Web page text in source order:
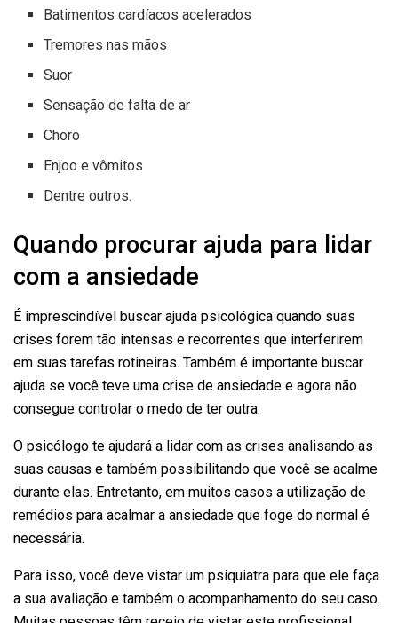
Batimentos cardíacos acelerados
Tremores nas mãos
Suor
Sensação de falta de ar
Choro
Enjoo e vômitos
Dentre outros.
Quando procurar ajuda para lidar
com a ansiedade
É imprescindível buscar ajuda psicológica quando suas
crises forem tão intensas e recorrentes que interferirem
em suas tarefas rotineiras. Também é importante buscar
ajuda se você teve uma crise de ansiedade e agora não
consegue controlar o medo de ter outra.
O psicólogo te ajudará a lidar com as crises analisando as
suas causas e também possibilitando que você se acalme
durante elas. Entretanto, em muitos casos a utilização de
remédios para acalmar a ansiedade que foge do normal é
necessária.
Para isso, você deve vistar um psiquiatra para que ele faça
a sua avaliação e também o acompanhamento do seu caso.